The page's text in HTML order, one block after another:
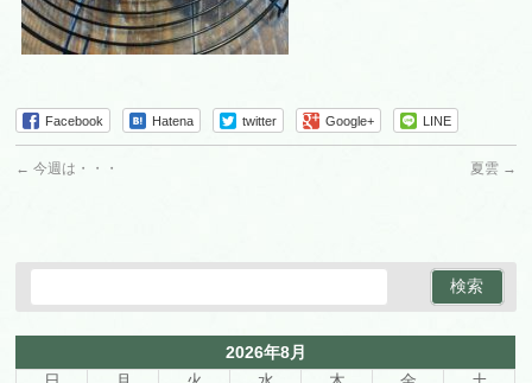
Facebook Hatena twitter Google+ LINE
← 今週は・・・ 夏雲 →
2026年8月